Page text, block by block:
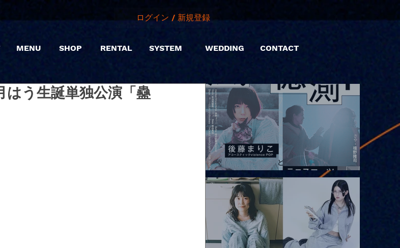
MENU SHOP
ログイン / 新規登録
RENTAL SYSTEM WEDDING CONTACT
う生誕単独公演「蠱
2026.08.10 |【観覧】「巷のmyストーリー/風の憶測1～後藤まりこ
アコースティックviolence POPとテニスコーツ」